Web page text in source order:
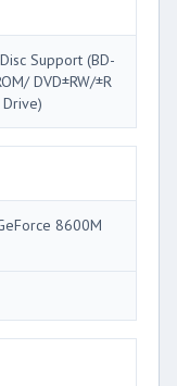
Support (BD-
DVD±RW/±R
Drive)
8600M